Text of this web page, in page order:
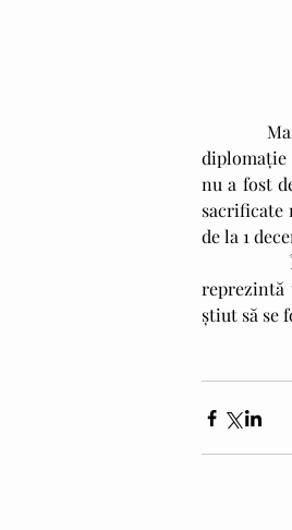
diplomație
nu a fost
sacrificate
de la 1
                În opinia mea, Marea Unire a fost mai mult decât o simplă reuniune a unor țări surori. Ea
reprezintă
știut să se